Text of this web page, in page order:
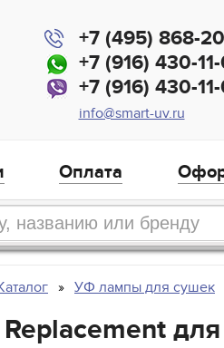
+7 (495) 868-
+7 (916) 430-11-
+7 (916) 430-11-
info@smart-uv.ru
Оплата
УФ лампы для сушек